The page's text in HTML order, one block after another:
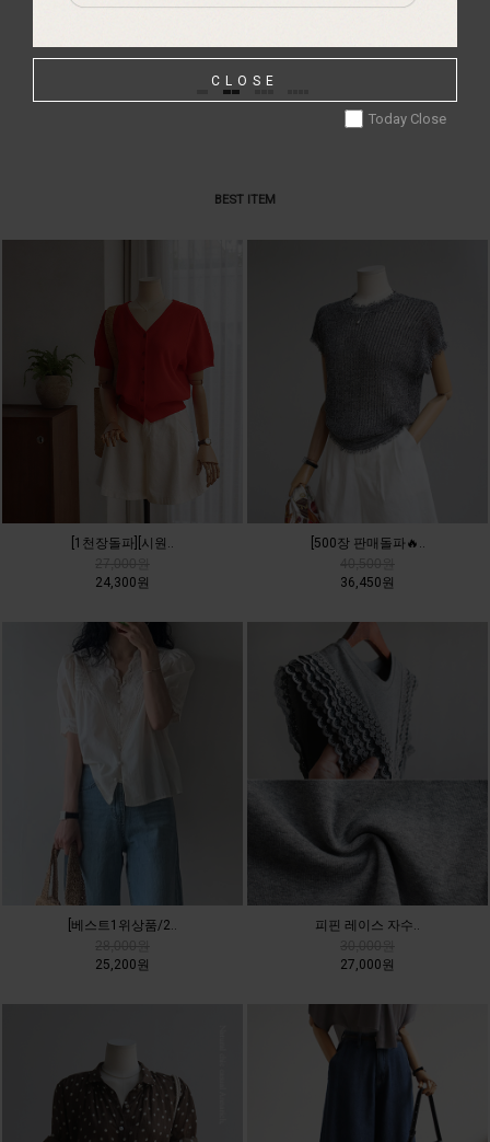
CLOSE
Today Close
MORE
BEST ITEM
[1천장돌파][시원..
24,300원
[500장 판매돌파🔥..
36,450원
[베스트1위상품/2..
25,200원
피핀 레이스 자수..
27,000원